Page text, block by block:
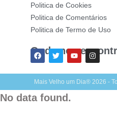
Politica de Cookies
Politica de Comentários
Politica de Termo de Uso
Onde nos
Mais Velho um Dia® 2026 -
No data found.